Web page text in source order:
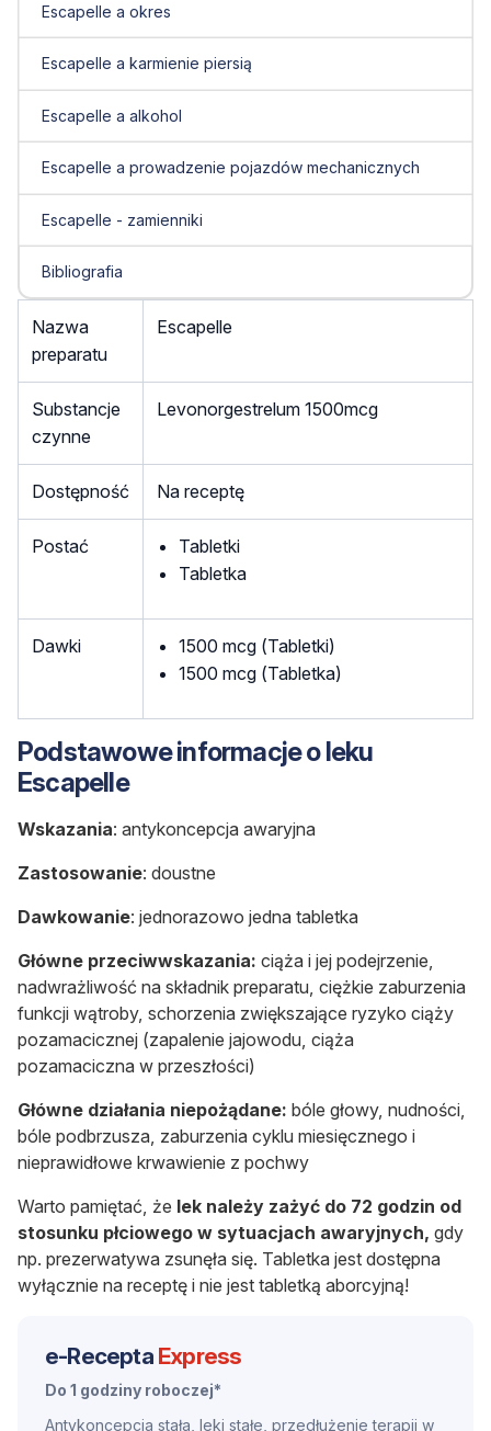
Escapelle a okres
Escapelle a karmienie piersią
Escapelle a alkohol
Escapelle a prowadzenie pojazdów mechanicznych
Escapelle - zamienniki
Bibliografia
Nazwa
preparatu
Escapelle
Substancje
czynne
Levonorgestrelum 1500mcg
Dostępność Na receptę
Postać
Tabletki
Tabletka
Dawki
1500 mcg (Tabletki)
1500 mcg (Tabletka)
Podstawowe informacje o leku
Escapelle
Wskazania: antykoncepcja awaryjna
Zastosowanie: doustne
Dawkowanie: jednorazowo jedna tabletka
Główne przeciwwskazania: ciąża i jej podejrzenie,
nadwrażliwość na składnik preparatu, ciężkie zaburzenia
funkcji wątroby, schorzenia zwiększające ryzyko ciąży
pozamacicznej (zapalenie jajowodu, ciąża
pozamaciczna w przeszłości)
Główne działania niepożądane: bóle głowy, nudności,
bóle podbrzusza, zaburzenia cyklu miesięcznego i
nieprawidłowe krwawienie z pochwy
Warto pamiętać, że lek należy zażyć do 72 godzin od
stosunku płciowego w sytuacjach awaryjnych, gdy
np. prezerwatywa zsunęła się. Tabletka jest dostępna
wyłącznie na receptę i nie jest tabletką aborcyjną!
e-Recepta Express
Do 1 godziny roboczej*
Antykoncepcja stała, leki stałe, przedłużenie terapii w